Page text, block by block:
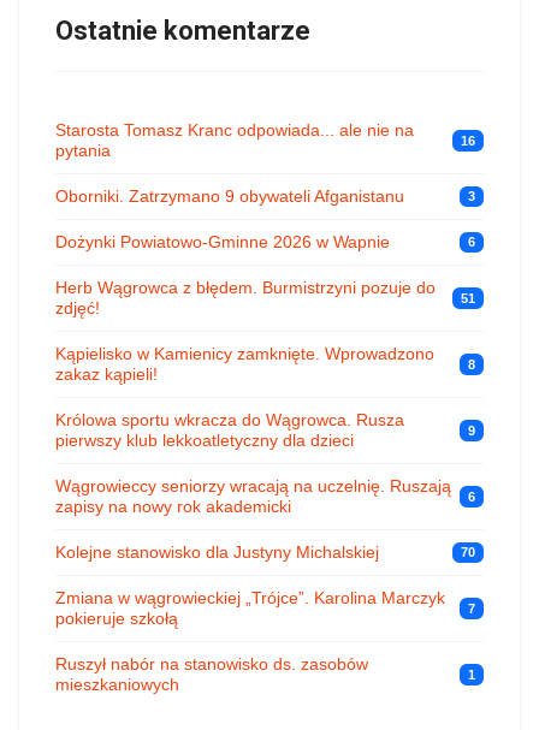
Ostatnie komentarze
Starosta Tomasz Kranc odpowiada... ale nie na
pytania
16
Oborniki. Zatrzymano 9 obywateli Afganistanu 3
Dożynki Powiatowo-Gminne 2026 w Wapnie 6
Herb Wągrowca z błędem. Burmistrzyni pozuje do
zdjęć!
51
Kąpielisko w Kamienicy zamknięte. Wprowadzono
zakaz kąpieli!
8
Królowa sportu wkracza do Wągrowca. Rusza
pierwszy klub lekkoatletyczny dla dzieci
9
Wągrowieccy seniorzy wracają na uczelnię. Ruszają
zapisy na nowy rok akademicki
6
Kolejne stanowisko dla Justyny Michalskiej 70
Zmiana w wągrowieckiej „Trójce”. Karolina Marczyk
pokieruje szkołą
7
Ruszył nabór na stanowisko ds. zasobów
mieszkaniowych
1